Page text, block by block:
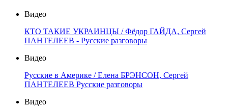
Видео
КТО ТАКИЕ УКРАИНЦЫ / Фёдор ГАЙДА, Сергей
ПАНТЕЛЕЕВ - Русские разговоры
Видео
Русские в Америке / Елена БРЭНСОН, Сергей
ПАНТЕЛЕЕВ Русские разговоры
Видео